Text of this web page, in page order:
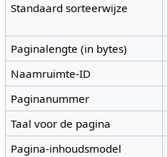
Standaard sorteerwijze
Paginalengte (in bytes)
Naamruimte-ID
Paginanummer
Taal voor de pagina
Pagina-inhoudsmodel